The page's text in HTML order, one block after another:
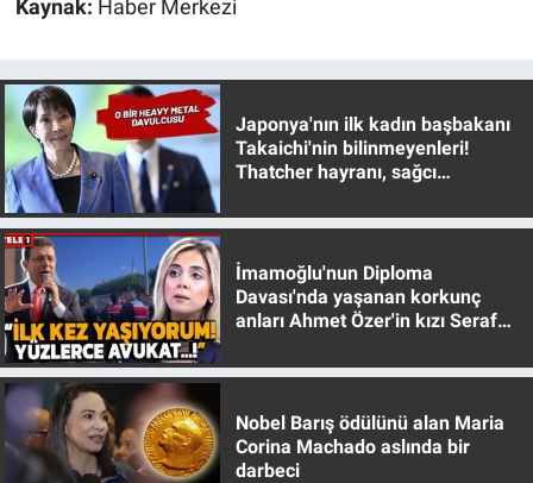
Kaynak: Haber Merkezi
Japonya'nın ilk kadın başbakanı
Takaichi'nin bilinmeyenleri!
Thatcher hayranı, sağcı
İmamoğlu'nun Diploma
Davası'nda yaşanan korkunç
anları Ahmet Özer'in kızı Seraf
Nobel Barış ödülünü alan Maria
Corina Machado aslında bir
darbeci